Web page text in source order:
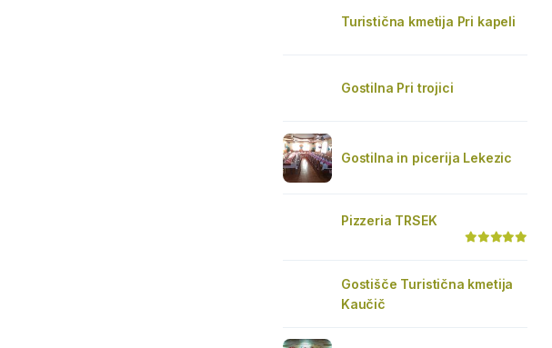
Turistična kmetija Pri kapeli
Gostilna Pri trojici
Gostilna in picerija Lekezic
Pizzeria TRSEK
Gostišče Turistična kmetija
Kaučič